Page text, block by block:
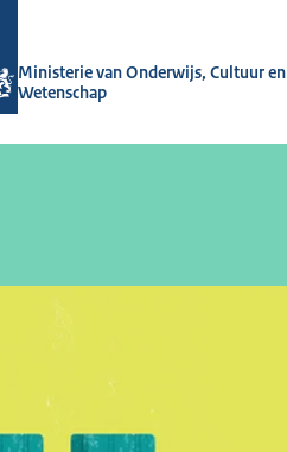
Ministerie van Onderwijs, Cultuur en
Wetenschap